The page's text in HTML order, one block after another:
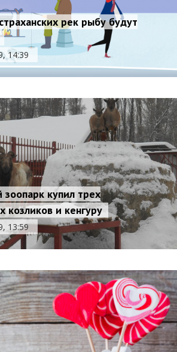
рек рыбу будут
14:39
зоопарк купил трех
козликов и кенгуру
13:59